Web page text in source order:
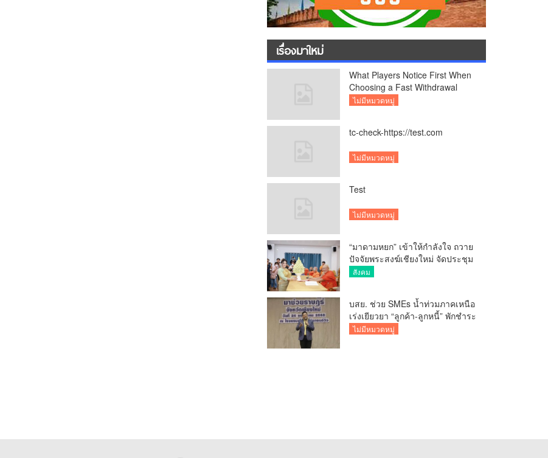
เรื่องมาใหม่
What Players Notice First When
Choosing a Fast Withdrawal
Casino UK
ไม่มีหมวดหมู่
tc-check-https://test.com
ไม่มีหมวดหมู่
Test
ไม่มีหมวดหมู่
“มาดามหยก” เข้าให้กำลังใจ ถวาย
ปัจจัยพระสงฆ์เชียงใหม่ จัดประชุม
ทำบัญชีรายรับรายจ่ายของวัด กว่า
สังคม
บสย. ช่วย SMEs น้ำท่วมภาคเหนือ
เร่งเยียวยา “ลูกค้า-ลูกหนี้” พักชำระ
ค่าธรรมเนียม-ค่างวด
ไม่มีหมวดหมู่